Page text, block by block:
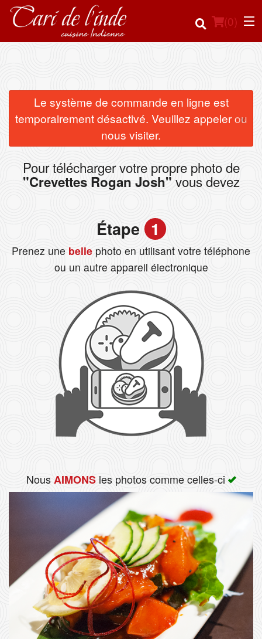
(0)
Commander en ligne
Emplacement
Connection
Le système de commande en ligne est
temporairement désactivé. Veuillez appeler ou
nous visiter.
×
Pour télécharger votre propre photo de
"Crevettes Rogan Josh" vous devez
Étape 1
Prenez une belle photo en utilisant votre téléphone
ou un autre appareil électronique
NousAIMONSles photos comme celles-ci